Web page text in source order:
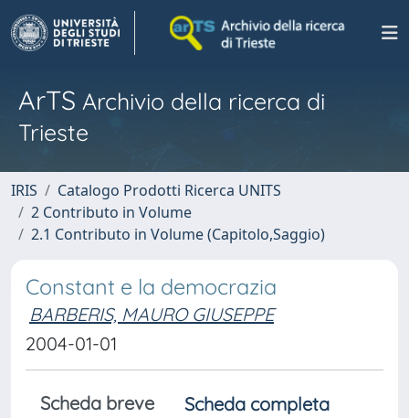
ArTS Archivio della ricerca di
Trieste
IRIS
Catalogo Prodotti Ricerca UNITS
2 Contributo in Volume
2.1 Contributo in Volume (Capitolo,Saggio)
Constant e la democrazia
BARBERIS, MAURO GIUSEPPE
2004-01-01
Scheda breve Scheda completa